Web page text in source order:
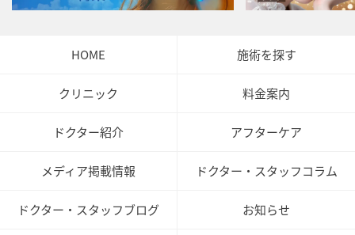
HOME 施術を探す
クリニック 料金案内
ドクター紹介 アフターケア
メディア掲載情報 ドクター・スタッフコラム
ドクター・スタッフブログ お知らせ